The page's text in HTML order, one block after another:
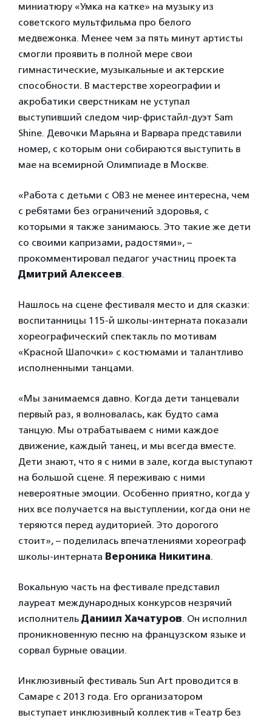
миниатюру «Умка на катке» на музыку из
советского мультфильма про белого
медвежонка. Менее чем за пять минут артисты
смогли проявить в полной мере свои
гимнастические, музыкальные и актерские
способности. В мастерстве хореографии и
акробатики сверстникам не уступал
выступивший следом чир-фристайл-дуэт Sam
Shine. Девочки Марьяна и Варвара представили
номер, с которым они собираются выступить в
мае на всемирной Олимпиаде в Москве.
«Работа с детьми с ОВЗ не менее интересна, чем
с ребятами без ограничений здоровья, с
которыми я также занимаюсь. Это такие же дети
со своими капризами, радостями», –
прокомментировал педагог участниц проекта
Дмитрий Алексеев.
Нашлось на сцене фестиваля место и для сказки:
воспитанницы 115-й школы-интерната показали
хореографический спектакль по мотивам
«Красной Шапочки» с костюмами и талантливо
исполненными танцами.
«Мы занимаемся давно. Когда дети танцевали
первый раз, я волновалась, как будто сама
танцую. Мы отрабатываем с ними каждое
движение, каждый танец, и мы всегда вместе.
Дети знают, что я с ними в зале, когда выступают
на большой сцене. Я переживаю с ними
невероятные эмоции. Особенно приятно, когда у
них все получается на выступлении, когда они не
теряются перед аудиторией. Это дорогого
стоит», – поделилась впечатлениями хореограф
школы-интерната Вероника Никитина.
Вокальную часть на фестивале представил
лауреат международных конкурсов незрячий
исполнитель Даниил Хачатуров. Он исполнил
проникновенную песню на французском языке и
сорвал бурные овации.
Инклюзивный фестиваль Sun Art проводится в
Самаре с 2013 года. Его организатором
выступает инклюзивный коллектив «Театр без